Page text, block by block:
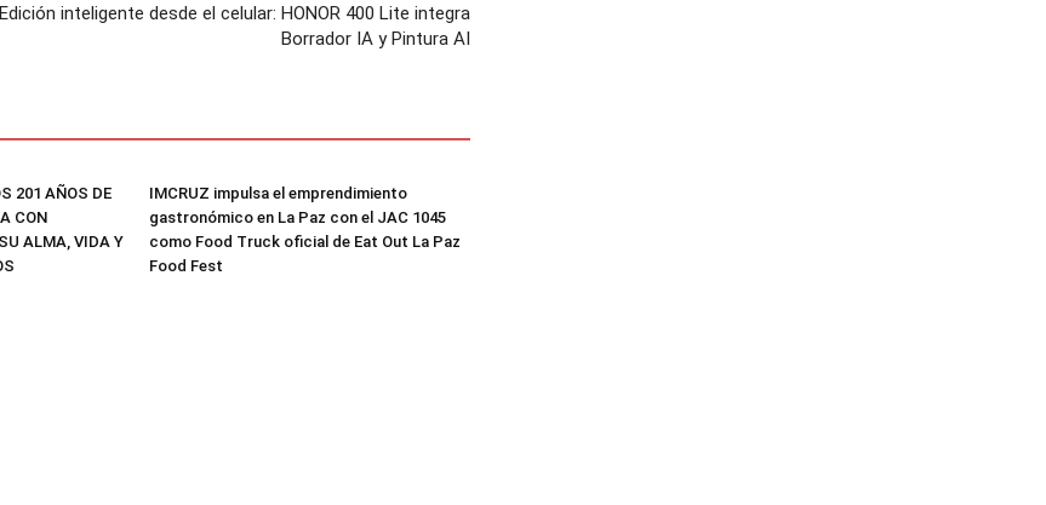
Edición inteligente desde el celular: HONOR 400 Lite integra
Borrador IA y Pintura AI
201 AÑOS DE
CON
ALMA, VIDA Y
IMCRUZ impulsa el emprendimiento
gastronómico en La Paz con el JAC 1045
como Food Truck oficial de Eat Out La Paz
Food Fest